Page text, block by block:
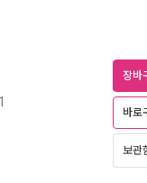
장바
바로
보관